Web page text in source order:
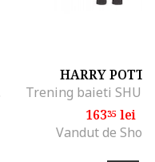
HARRY
Trening baieti
16335lei
Vandut de